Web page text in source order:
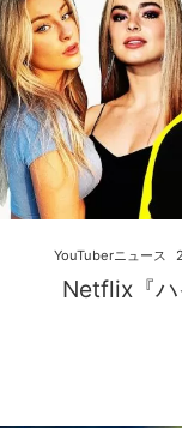
Netflix『ハ
YouTuberニュース